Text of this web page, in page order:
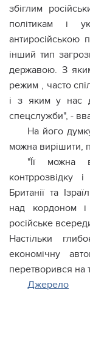
збіглим
політикам і
інший тип
державою. З
режим , часто
і з яким у нас
спецслужби", -
На його
можна вирішити,
"Її можна
Британії та
над кордоном
російське
Настільки
економічну
перетворився на
Джерело